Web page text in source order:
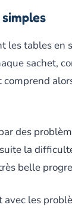
les tables en
sachet,
comprend
des
la
belle
les